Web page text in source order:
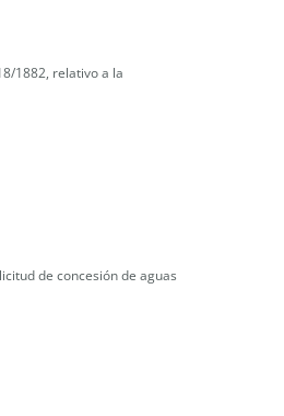
1882, relativo a la
de concesión de aguas